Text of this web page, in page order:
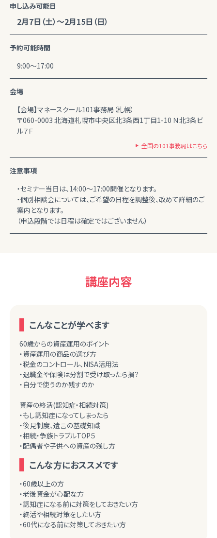
申し込み可能日
2月7日（土）～2月15日（日）
予約可能時間
9:00～17:00
会場
【会場】マネースクール101事務局（札幌）
〒060-0003 北海道札幌市中央区北3条西1丁目1-10 Ｎ北3条ビ
ル７Ｆ
全国の101事務局はこちら
注意事項
・セミナー当日は、14:00～17:00開催となります。
・個別相談会については、ご希望の日程を調整後、改めて詳細のご
案内となります。
（申込段階では日程は確定ではございません）
講座内容
こんなことが学べます
60歳からの資産運用のポイント
・資産運用の商品の選び方
・税金のコントロール、NISA活用法
・退職金や保険は分割で受け取ったら損？
・自分で使うのか残すのか
資産の終活(認知症・相続対策)
・もし認知症になってしまったら
・後見制度、遺言の基礎知識
・相続・争族トラブルTOP５
・配偶者や子供への資産の残し方
こんな方におススメです
・60歳以上の方
・老後資金が心配な方
・認知症になる前に対策をしておきたい方
・終活や相続対策をしたい方
・60代になる前に対策しておきたい方